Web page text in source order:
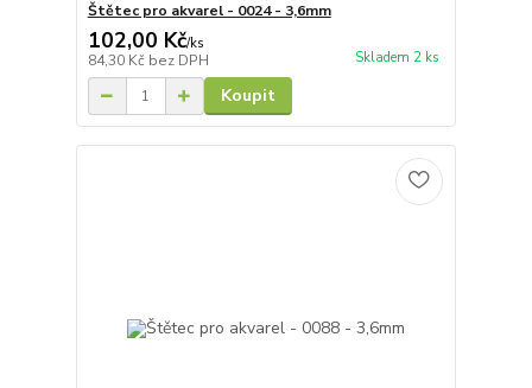
Štětec pro akvarel - 0024 - 3,6mm
102,00 Kč/ks
84,30 Kč bez DPH Skladem 2 ks
Koupit